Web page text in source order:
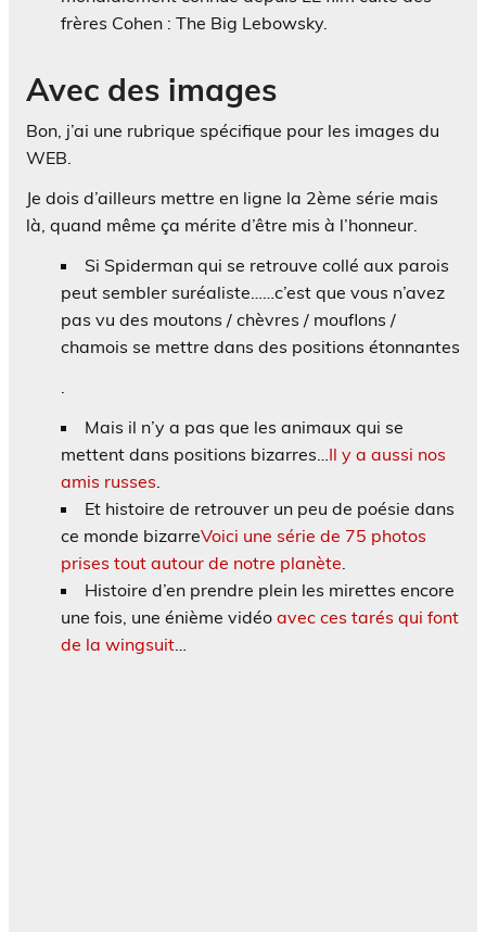
frères Cohen : The Big Lebowsky.
Avec des images
Bon, j’ai une rubrique spécifique pour les images du
WEB.
Je dois d’ailleurs mettre en ligne la 2ème série mais
là, quand même ça mérite d’être mis à l’honneur.
Si Spiderman qui se retrouve collé aux parois
peut sembler suréaliste……c’est que vous n’avez
pas vu des moutons / chèvres / mouflons /
chamois se mettre dans des positions étonnantes
.
Mais il n’y a pas que les animaux qui se
mettent dans positions bizarres…Il y a aussi nos
amis russes.
Et histoire de retrouver un peu de poésie dans
ce monde bizarreVoici une série de 75 photos
prises tout autour de notre planète.
Histoire d’en prendre plein les mirettes encore
une fois, une énième vidéo avec ces tarés qui font
de la wingsuit…